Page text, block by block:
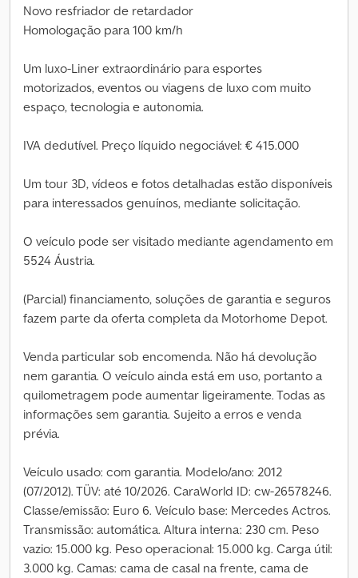
Novo resfriador de retardador
Homologação para 100 km/h
Um luxo-Liner extraordinário para esportes
motorizados, eventos ou viagens de luxo com muito
espaço, tecnologia e autonomia.
IVA dedutível. Preço líquido negociável: € 415.000
Um tour 3D, vídeos e fotos detalhadas estão disponíveis
para interessados genuínos, mediante solicitação.
O veículo pode ser visitado mediante agendamento em
5524 Áustria.
(Parcial) financiamento, soluções de garantia e seguros
fazem parte da oferta completa da Motorhome Depot.
Venda particular sob encomenda. Não há devolução
nem garantia. O veículo ainda está em uso, portanto a
quilometragem pode aumentar ligeiramente. Todas as
informações sem garantia. Sujeito a erros e venda
prévia.
Veículo usado: com garantia. Modelo/ano: 2012
(07/2012). TÜV: até 10/2026. CaraWorld ID: cw-26578246.
Classe/emissão: Euro 6. Veículo base: Mercedes Actros.
Transmissão: automática. Altura interna: 230 cm. Peso
vazio: 15.000 kg. Peso operacional: 15.000 kg. Carga útil:
3.000 kg. Camas: cama de casal na frente, cama de